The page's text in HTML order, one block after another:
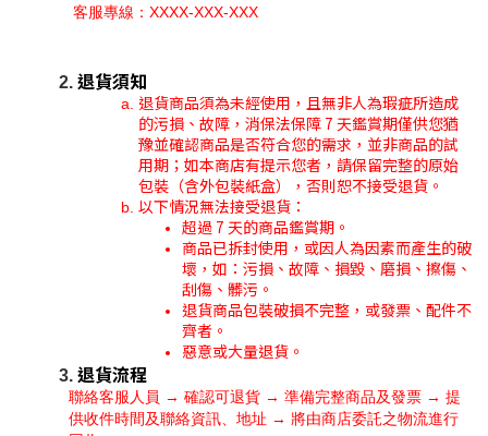
客服專線：XXXX-XXX-XXX
退貨須知
退貨商品須為未經使用，且無非人為瑕疵所造成
的污損、故障，消保法保障 7 天鑑賞期僅供您猶
豫並確認商品是否符合您的需求，並非商品的試
用期；如本商店有提示您者，請保留完整的原始
包裝（含外包裝紙盒），否則恕不接受退貨。
以下情況無法接受退貨：
超過 7 天的商品鑑賞期。
商品已拆封使用，或因人為因素而產生的破
壞，如：污損、故障、損毀、磨損、擦傷、
刮傷、髒污。
退貨商品包裝破損不完整，或發票、配件不
齊者。
惡意或大量退貨。
退貨流程
聯絡客服人員 → 確認可退貨 → 準備完整商品及發票 → 提
供收件時間及聯絡資訊、地址 → 將由商店委託之物流進行